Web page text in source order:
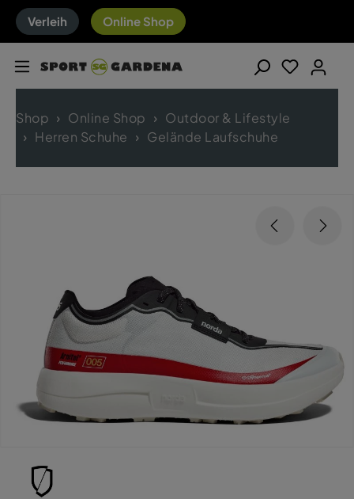
Verleih Online Shop
Shop Online Shop
Outdoor & Lifestyle
Herren Schuhe
Gelände Laufschuhe